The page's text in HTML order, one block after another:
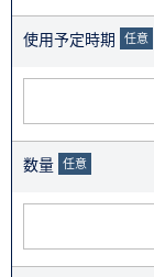
使用予定時期 任意
数量 任意